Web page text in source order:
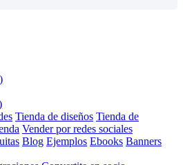
Tienda de diseños Tienda de
Vender por redes sociales
Blog Ejemplos Ebooks Banners